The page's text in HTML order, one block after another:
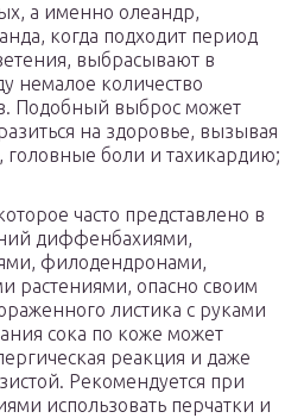
а именно олеандр,
когда подходит период
выбрасывают в
немалое количество
Подобный выброс может
на здоровье, вызывая
боли и тахикардию;
часто представлено в
диффенбахиями,
филодендронами,
растениями, опасно своим
листика с руками
сока по коже может
реакция и даже
Рекомендуется при
использовать перчатки и